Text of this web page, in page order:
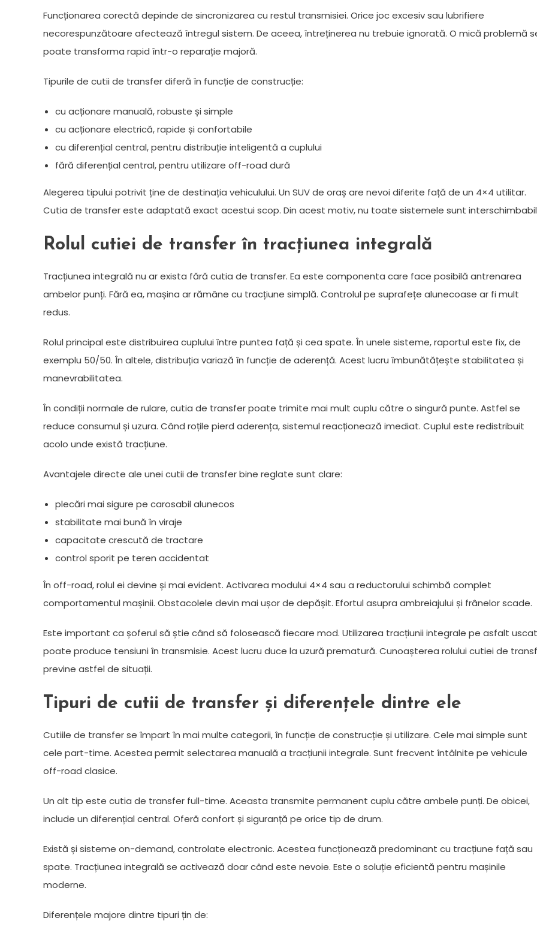
Funcționarea corectă depinde de sincronizarea cu restul transmisiei. Orice joc excesiv sau lubrifiere
necorespunzătoare afectează întregul sistem. De aceea, întreținerea nu trebuie ignorată. O mică problemă
poate transforma rapid într-o reparație majoră.
Tipurile de cutii de transfer diferă în funcție de construcție:
cu acționare manuală, robuste și simple
cu acționare electrică, rapide și confortabile
cu diferențial central, pentru distribuție inteligentă a cuplului
fără diferențial central, pentru utilizare off-road dură
Alegerea tipului potrivit ține de destinația vehiculului. Un SUV de oraș are nevoi diferite față de un 4×4 utilitar.
Cutia de transfer este adaptată exact acestui scop. Din acest motiv, nu toate sistemele sunt
Rolul cutiei de transfer în tracțiunea integrală
Tracțiunea integrală nu ar exista fără cutia de transfer. Ea este componenta care face posibilă antrenarea
ambelor punți. Fără ea, mașina ar rămâne cu tracțiune simplă. Controlul pe suprafețe alunecoase ar fi mult
redus.
Rolul principal este distribuirea cuplului între puntea față și cea spate. În unele sisteme, raportul este fix, de
exemplu 50/50. În altele, distribuția variază în funcție de aderență. Acest lucru îmbunătățește stabilitatea și
manevrabilitatea.
În condiții normale de rulare, cutia de transfer poate trimite mai mult cuplu către o singură punte. Astfel se
reduce consumul și uzura. Când roțile pierd aderența, sistemul reacționează imediat. Cuplul este redistribuit
acolo unde există tracțiune.
Avantajele directe ale unei cutii de transfer bine reglate sunt clare:
plecări mai sigure pe carosabil alunecos
stabilitate mai bună în viraje
capacitate crescută de tractare
control sporit pe teren accidentat
În off-road, rolul ei devine și mai evident. Activarea modului 4×4 sau a reductorului schimbă complet
comportamentul mașinii. Obstacolele devin mai ușor de depășit. Efortul asupra ambreiajului și frânelor scade.
Este important ca șoferul să știe când să folosească fiecare mod. Utilizarea tracțiunii integrale pe asfalt uscat
poate produce tensiuni în transmisie. Acest lucru duce la uzură prematură. Cunoașterea rolului cutiei de
previne astfel de situații.
Tipuri de cutii de transfer și diferențele dintre ele
Cutiile de transfer se împart în mai multe categorii, în funcție de construcție și utilizare. Cele mai simple sunt
cele part-time. Acestea permit selectarea manuală a tracțiunii integrale. Sunt frecvent întâlnite pe vehicule
off-road clasice.
Un alt tip este cutia de transfer full-time. Aceasta transmite permanent cuplu către ambele punți. De obicei,
include un diferențial central. Oferă confort și siguranță pe orice tip de drum.
Există și sisteme on-demand, controlate electronic. Acestea funcționează predominant cu tracțiune față sau
spate. Tracțiunea integrală se activează doar când este nevoie. Este o soluție eficientă pentru mașinile
moderne.
Diferențele majore dintre tipuri țin de: